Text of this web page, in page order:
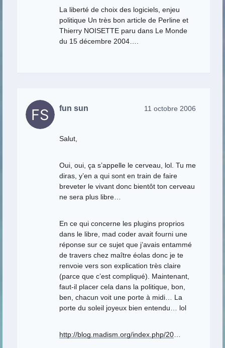
La liberté de choix des logiciels, enjeu
politique Un très bon article de Perline et
Thierry NOISETTE paru dans Le Monde
du 15 décembre 2004….
fun sun 11 octobre 2006
Salut,
Oui, oui, ça s’appelle le cerveau, lol. Tu me
diras, y’en a qui sont en train de faire
breveter le vivant donc bientôt ton cerveau
ne sera plus libre…
En ce qui concerne les plugins proprios
dans le libre, mad coder avait fourni une
réponse sur ce sujet que j’avais entammé
de travers chez maître éolas donc je te
renvoie vers son explication très claire
(parce que c’est compliqué). Maintenant,
faut-il placer cela dans la politique, bon,
ben, chacun voit une porte à midi… La
porte du soleil joyeux bien entendu… lol
http://blog.madism.org/index.php/20…